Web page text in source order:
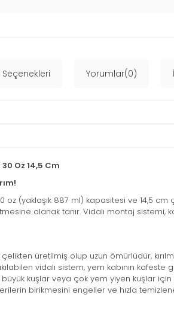
Yorumlar(0)
Oz 14,5 Cm
oz (yaklaşık 887 ml) kapasitesi ve 14,5
olanak tanır. Vidalı montaj
üretilmiş olup uzun ömürlüdür,
vidalı sistem, yem kabının
büyük kuşlar veya çok yem yiyen kuşlar
birikmesini engeller ve hızla